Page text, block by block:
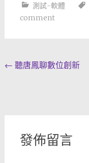
測試-軟體
comment
Post
← 聽唐鳳聊數位創新
發佈留言